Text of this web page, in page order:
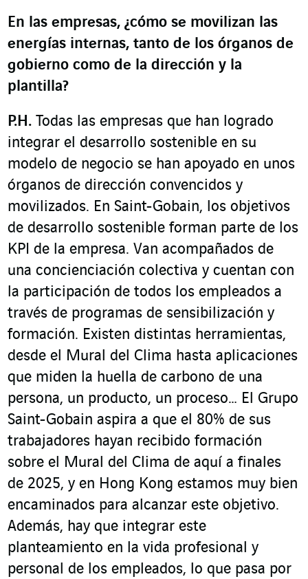
En las empresas, ¿cómo se movilizan las
energías internas, tanto de los órganos de
gobierno como de la dirección y la
plantilla?
P.H. Todas las empresas que han logrado
integrar el desarrollo sostenible en su
modelo de negocio se han apoyado en unos
órganos de dirección convencidos y
movilizados. En Saint-Gobain, los objetivos
de desarrollo sostenible forman parte de los
KPI de la empresa. Van acompañados de
una concienciación colectiva y cuentan con
la participación de todos los empleados a
través de programas de sensibilización y
formación. Existen distintas herramientas,
desde el Mural del Clima hasta aplicaciones
que miden la huella de carbono de una
persona, un producto, un proceso… El Grupo
Saint-Gobain aspira a que el 80% de sus
trabajadores hayan recibido formación
sobre el Mural del Clima de aquí a finales
de 2025, y en Hong Kong estamos muy bien
encaminados para alcanzar este objetivo.
Además, hay que integrar este
planteamiento en la vida profesional y
personal de los empleados, lo que pasa por